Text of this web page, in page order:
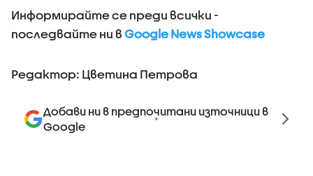
Информирайте се преди всички -
последвайте ни в Google News Showcase
Редактор: Цветина Петрова
Добави ни в предпочитани източници в
Google